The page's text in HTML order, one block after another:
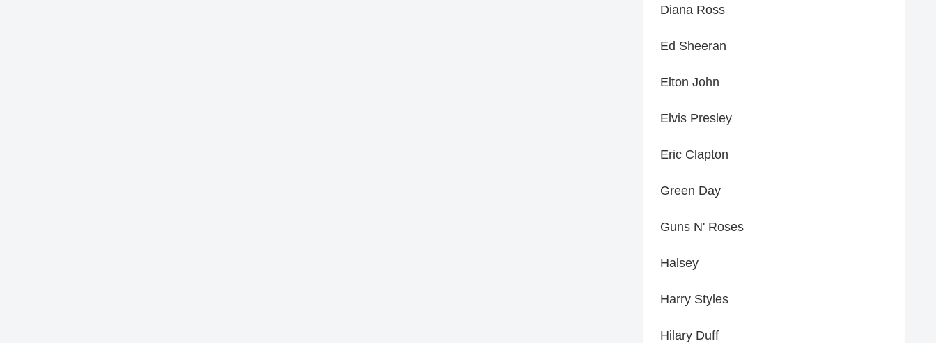
Diana Ross
Ed Sheeran
Elton John
Elvis Presley
Eric Clapton
Green Day
Guns N' Roses
Halsey
Harry Styles
Hilary Duff